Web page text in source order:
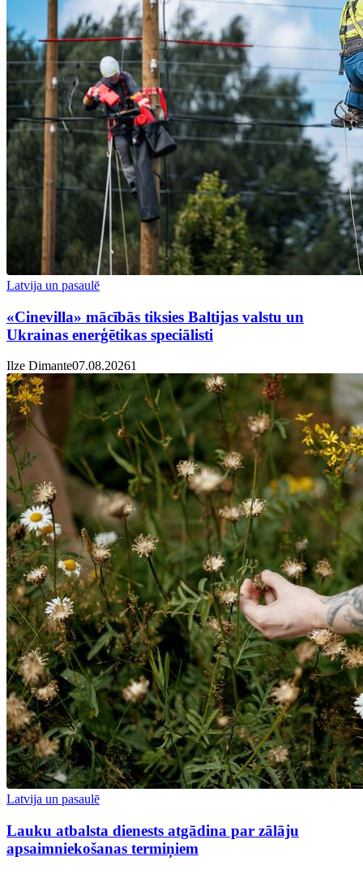
Latvija un pasaulē
«Cinevilla» mācībās tiksies Baltijas valstu un
Ukrainas enerģētikas speciālisti
Ilze Dimante07.08.20261
Latvija un pasaulē
Lauku atbalsta dienests atgādina par zālāju
apsaimniekošanas termiņiem